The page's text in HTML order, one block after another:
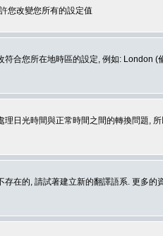
您改變您所有的設定值
合您所在地時區的設定, 例如: London (
日光時間與正常時間之間的轉換問題,
在的, 請試著建立新的翻譯語系. 更多